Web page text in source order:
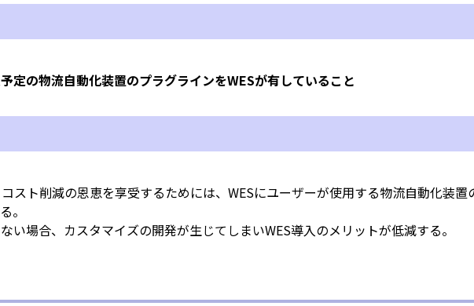
定の物流自動化装置のプラグラインをWESが有していること
スト削減の恩恵を享受するためには、WESにユーザーが使用する物流自動化装置
。
い場合、カスタマイズの開発が生じてしまいWES導入のメリットが低減する。
部の Cookie を無効化した場合、サイトの利用やサ